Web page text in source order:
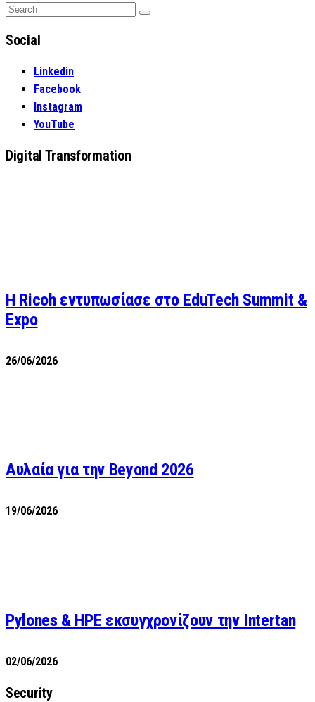
Search
Search
Social
Linkedin
Facebook
Instagram
YouTube
Digital Transformation
Η Ricoh εντυπωσίασε στο EduTech Summit &
Expo
26/06/2026
Αυλαία για την Beyond 2026
19/06/2026
Pylones & HPE εκσυγχρονίζουν την Intertan
02/06/2026
Security